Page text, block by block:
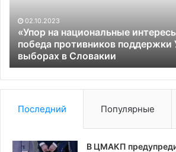
победа
противников
поддержки
Украины
на
выборах
в
Словакии
02.10.2023
«Упор на национальные
победа противников поддержки
выборах в Словакии
Последний Популярные
В ЦМАКП